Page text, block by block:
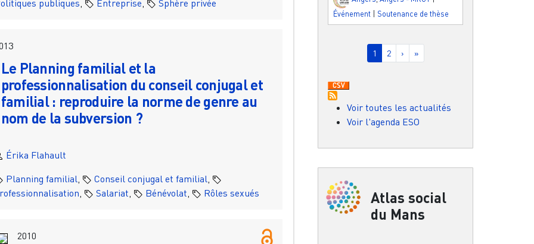
publiques
Entreprise Sphère privée
Le Planning familial et la
professionnalisation du conseil conjugal et
familial : reproduire la norme de genre au
nom de la subversion ?
Érika Flahault
Planning familial
Conseil conjugal et familial
Salariat Bénévolat Rôles sexués
2010
Événement | Soutenance de thèse
Pagination
Page courante
1 Page
2 Page suivante
› Dernière page
»
Voir toutes les actualités
Voir l'agenda ESO
Atlas social
du Mans